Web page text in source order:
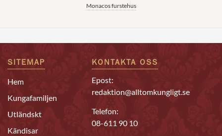
Monacos furstehus
SITEMAP
Hem
Kungafamiljen
Utländskt
Kändisar
KONTAKTA OSS
Epost:
redaktion@alltomkungligt.se
Telefon:
08-611 90 10